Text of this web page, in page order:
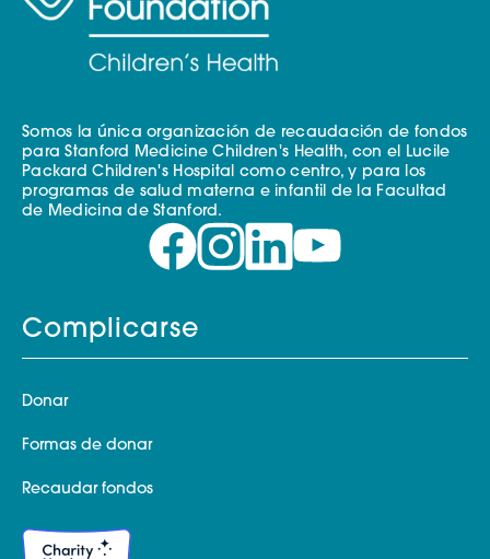
Somos la única organización de recaudación de fondos
para Stanford Medicine Children's Health, con el Lucile
Packard Children's Hospital como centro, y para los
programas de salud materna e infantil de la Facultad
de Medicina de Stanford.
Complicarse
Donar
Formas de donar
Recaudar fondos